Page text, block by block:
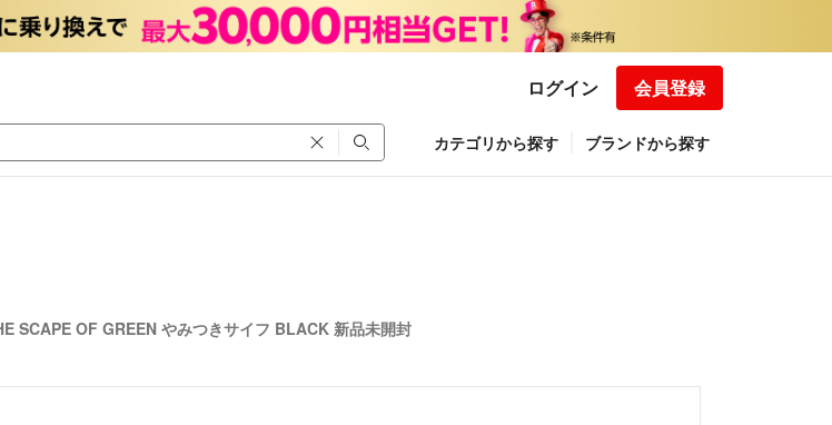
ログイン 会員登録
カテゴリから探す ブランドから探す
SCAPE OF GREEN やみつきサイフ BLACK 新品未開封